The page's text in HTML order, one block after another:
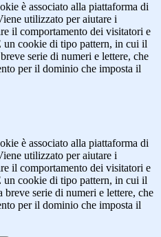
è associato alla piattaforma di
utilizzato per aiutare i
il comportamento dei visitatori e
un cookie di tipo pattern, in cui il
serie di numeri e lettere, che
per il dominio che imposta il
è associato alla piattaforma di
utilizzato per aiutare i
il comportamento dei visitatori e
un cookie di tipo pattern, in cui il
breve serie di numeri e lettere, che
per il dominio che imposta il